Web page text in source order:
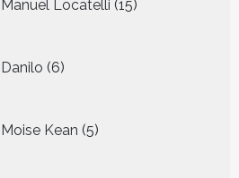
Manuel Locatelli 15
producten
Danilo 6
producten
Moise Kean 5
producten